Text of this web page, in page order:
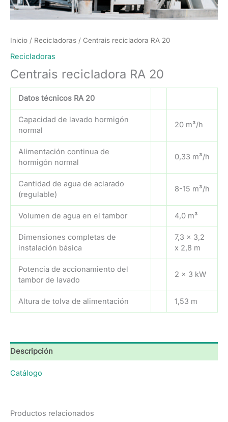
Inicio / Recicladoras / Centrais recicladora RA 20
Recicladoras
Centrais recicladora RA 20
Datos técnicos RA 20
Capacidad de lavado hormigón
normal
20 m³/h
Alimentación continua de
hormigón normal
0,33 m³/h
Cantidad de agua de aclarado
(regulable)
8-15 m³/h
Volumen de agua en el tambor 4,0 m³
Dimensiones completas de
instalación básica
7,3 x 3,2
x 2,8 m
Potencia de accionamiento del
tambor de lavado
2 x 3 kW
Altura de tolva de alimentación 1,53 m
Descripción
Catálogo
Productos relacionados